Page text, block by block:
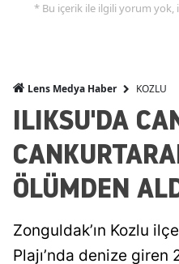
* Bu içerik ile ilgili yorum yok,
Lens Medya Haber KOZLU
ILIKSU'DA
ÖLÜMDEN
Zonguldak’ın Kozlu
Plajı’nda denize